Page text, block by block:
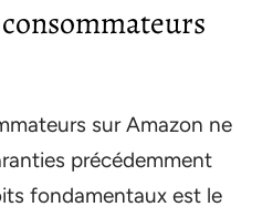
sur Amazon ne
précédemment
fondamentaux est le